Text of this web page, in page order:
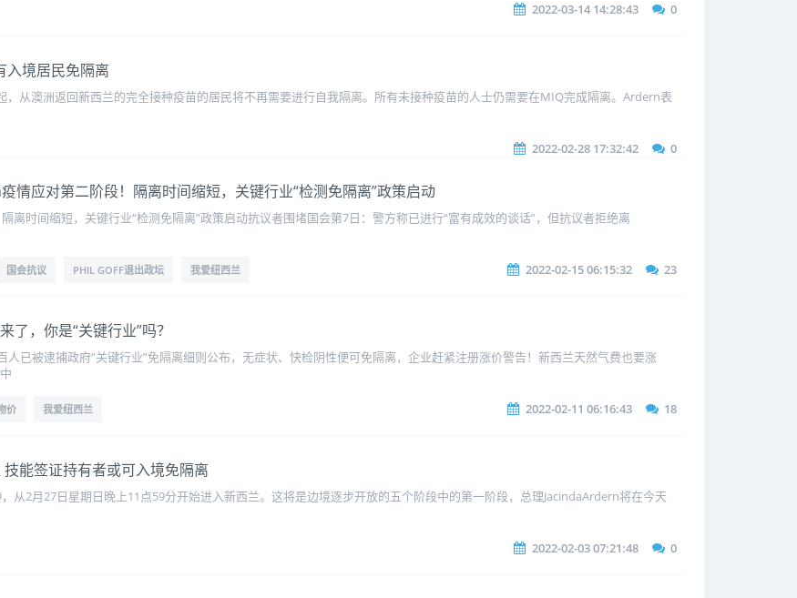
2022-03-14 14:28:43 0
入境居民免隔离
，从澳洲返回新西兰的完全接种疫苗的居民将不再需要进行自我隔离。所有未接种疫苗的人士仍需要在MIQ完成隔离。Ardern表
2022-02-28 17:32:42 0
情应对第二阶段！隔离时间缩短，关键行业“检测免隔离”政策启动
离时间缩短，关键行业“检测免隔离”政策启动抗议者围堵国会第7日：警方称已进行“富有成效的谈话”，但抗议者拒绝离
国会抗议 PHIL GOFF退出政坛 我爱纽西兰 2022-02-15 06:15:32 23
，你是“关键行业”吗？
已被逮捕政府“关键行业”免隔离细则公布，无症状、快检阴性便可免隔离，企业赶紧注册涨价警告！新西兰天然气费也要涨
价 我爱纽西兰 2022-02-11 06:16:43 18
能签证持有者或可入境免隔离
从2月27日星期日晚上11点59分开始进入新西兰。这将是边境逐步开放的五个阶段中的第一阶段，总理JacindaArdern将在今天
2022-02-03 07:21:48 0